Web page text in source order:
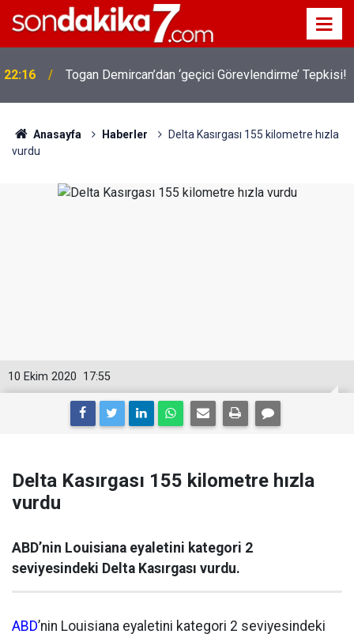
22:16 Togan Demircan’dan ‘geçici Görevlendirme’ Tepkisi!
Anasayfa Haberler
Delta Kasırgası 155 kilometre hızla
vurdu
17:55
10 Ekim 2020
Delta Kasırgası 155 kilometre hızla
vurdu
ABD’nin Louisiana eyaletini kategori 2
seviyesindeki Delta Kasırgası vurdu.
ABD’nin Louisiana eyaletini kategori 2 seviyesindeki